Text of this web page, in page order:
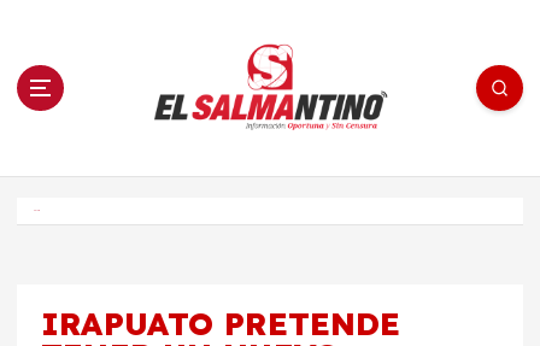
n El Salmantino - medios/noticias/editorial
IRAPUATO PRETENDE